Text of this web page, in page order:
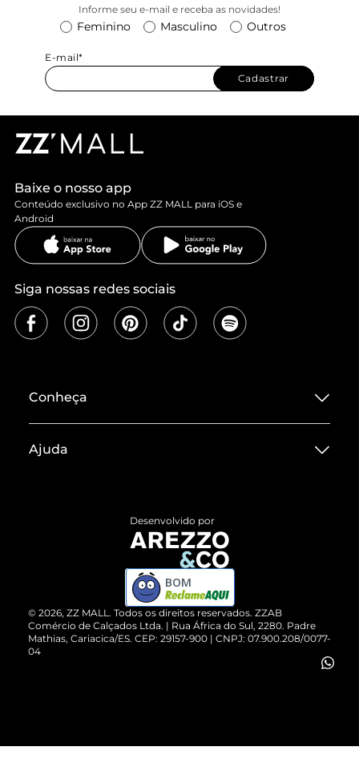
Informe seu e-mail e receba as novidades!
Feminino Masculino Outros
E-mail*
Cadastrar
Baixe o nosso app
Conteúdo exclusivo no App ZZ MALL para iOS e
Android
Siga nossas redes sociais
Conheça
Termos de Uso
ZZ MALL é confiável
Cartão Presente
Vendas Corporativas
Ajuda
Devolução do Produto
Compre pelo WhatsApp
© 2026, ZZ MALL. Todos os direitos reservados. ZZAB
Comércio de Calçados Ltda. | Rua África do Sul, 2280. Padre
Mathias, Cariacica/ES. CEP: 29157-900 | CNPJ: 07.900.208/0077-
04
Desenvolvido por
BOM